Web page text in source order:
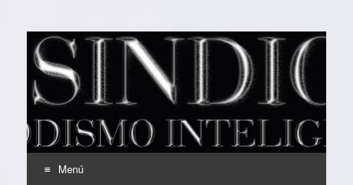
EL SINDICAL
Periodismo Inteligente
Menú